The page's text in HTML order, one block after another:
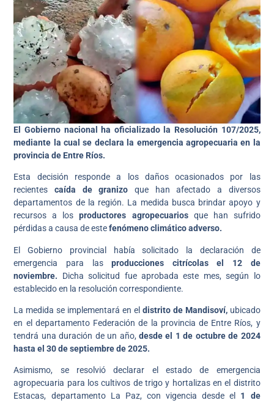
El Gobierno nacional ha oficializado la Resolución 107/2025,
mediante la cual se declara la emergencia agropecuaria en la
provincia de Entre Ríos.
Esta decisión responde a los daños ocasionados por las
recientescaída de granizo que han afectado a diversos
departamentos de la región. La medida busca brindar apoyo y
recursos a losproductores agropecuariosque han sufrido
pérdidas a causa de estefenómeno climático adverso.
El Gobierno provincial había solicitado la declaración de
emergencia para lasproducciones citrícolas el 12 de
noviembre. Dicha solicitud fue aprobada este mes, según lo
establecido en la resolución correspondiente.
La medida se implementará en el distrito de Mandisoví, ubicado
en el departamento Federación de la provincia de Entre Ríos, y
tendrá una duración de un año, desde el 1 de octubre de 2024
hasta el 30 de septiembre de 2025.
Asimismo, se resolvió declarar el estado de emergencia
agropecuaria para los cultivos de trigo y hortalizas en el distrito
Estacas, departamento La Paz, con vigencia desde el
1 de